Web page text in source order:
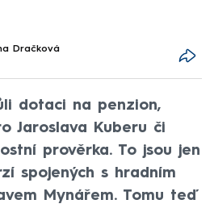
Dračková
dotaci na penzion,
Jaroslava Kuberu či
prověrka. To jsou jen
spojených s hradním
Mynářem. Tomu teď